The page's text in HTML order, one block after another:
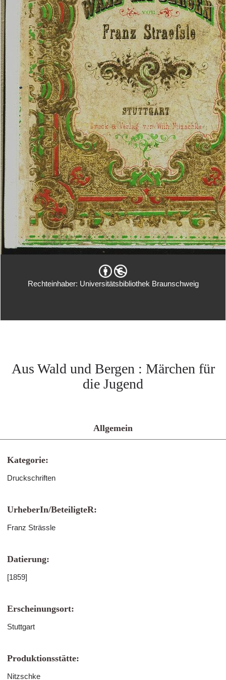
Rechteinhaber: Universitätsbibliothek Braunschweig
Aus Wald und Bergen : Märchen für
die Jugend
Allgemein
Kategorie:
Druckschriften
UrheberIn/BeteiligteR:
Franz Strässle
Datierung:
[1859]
Erscheinungsort:
Stuttgart
Produktionsstätte:
Nitzschke